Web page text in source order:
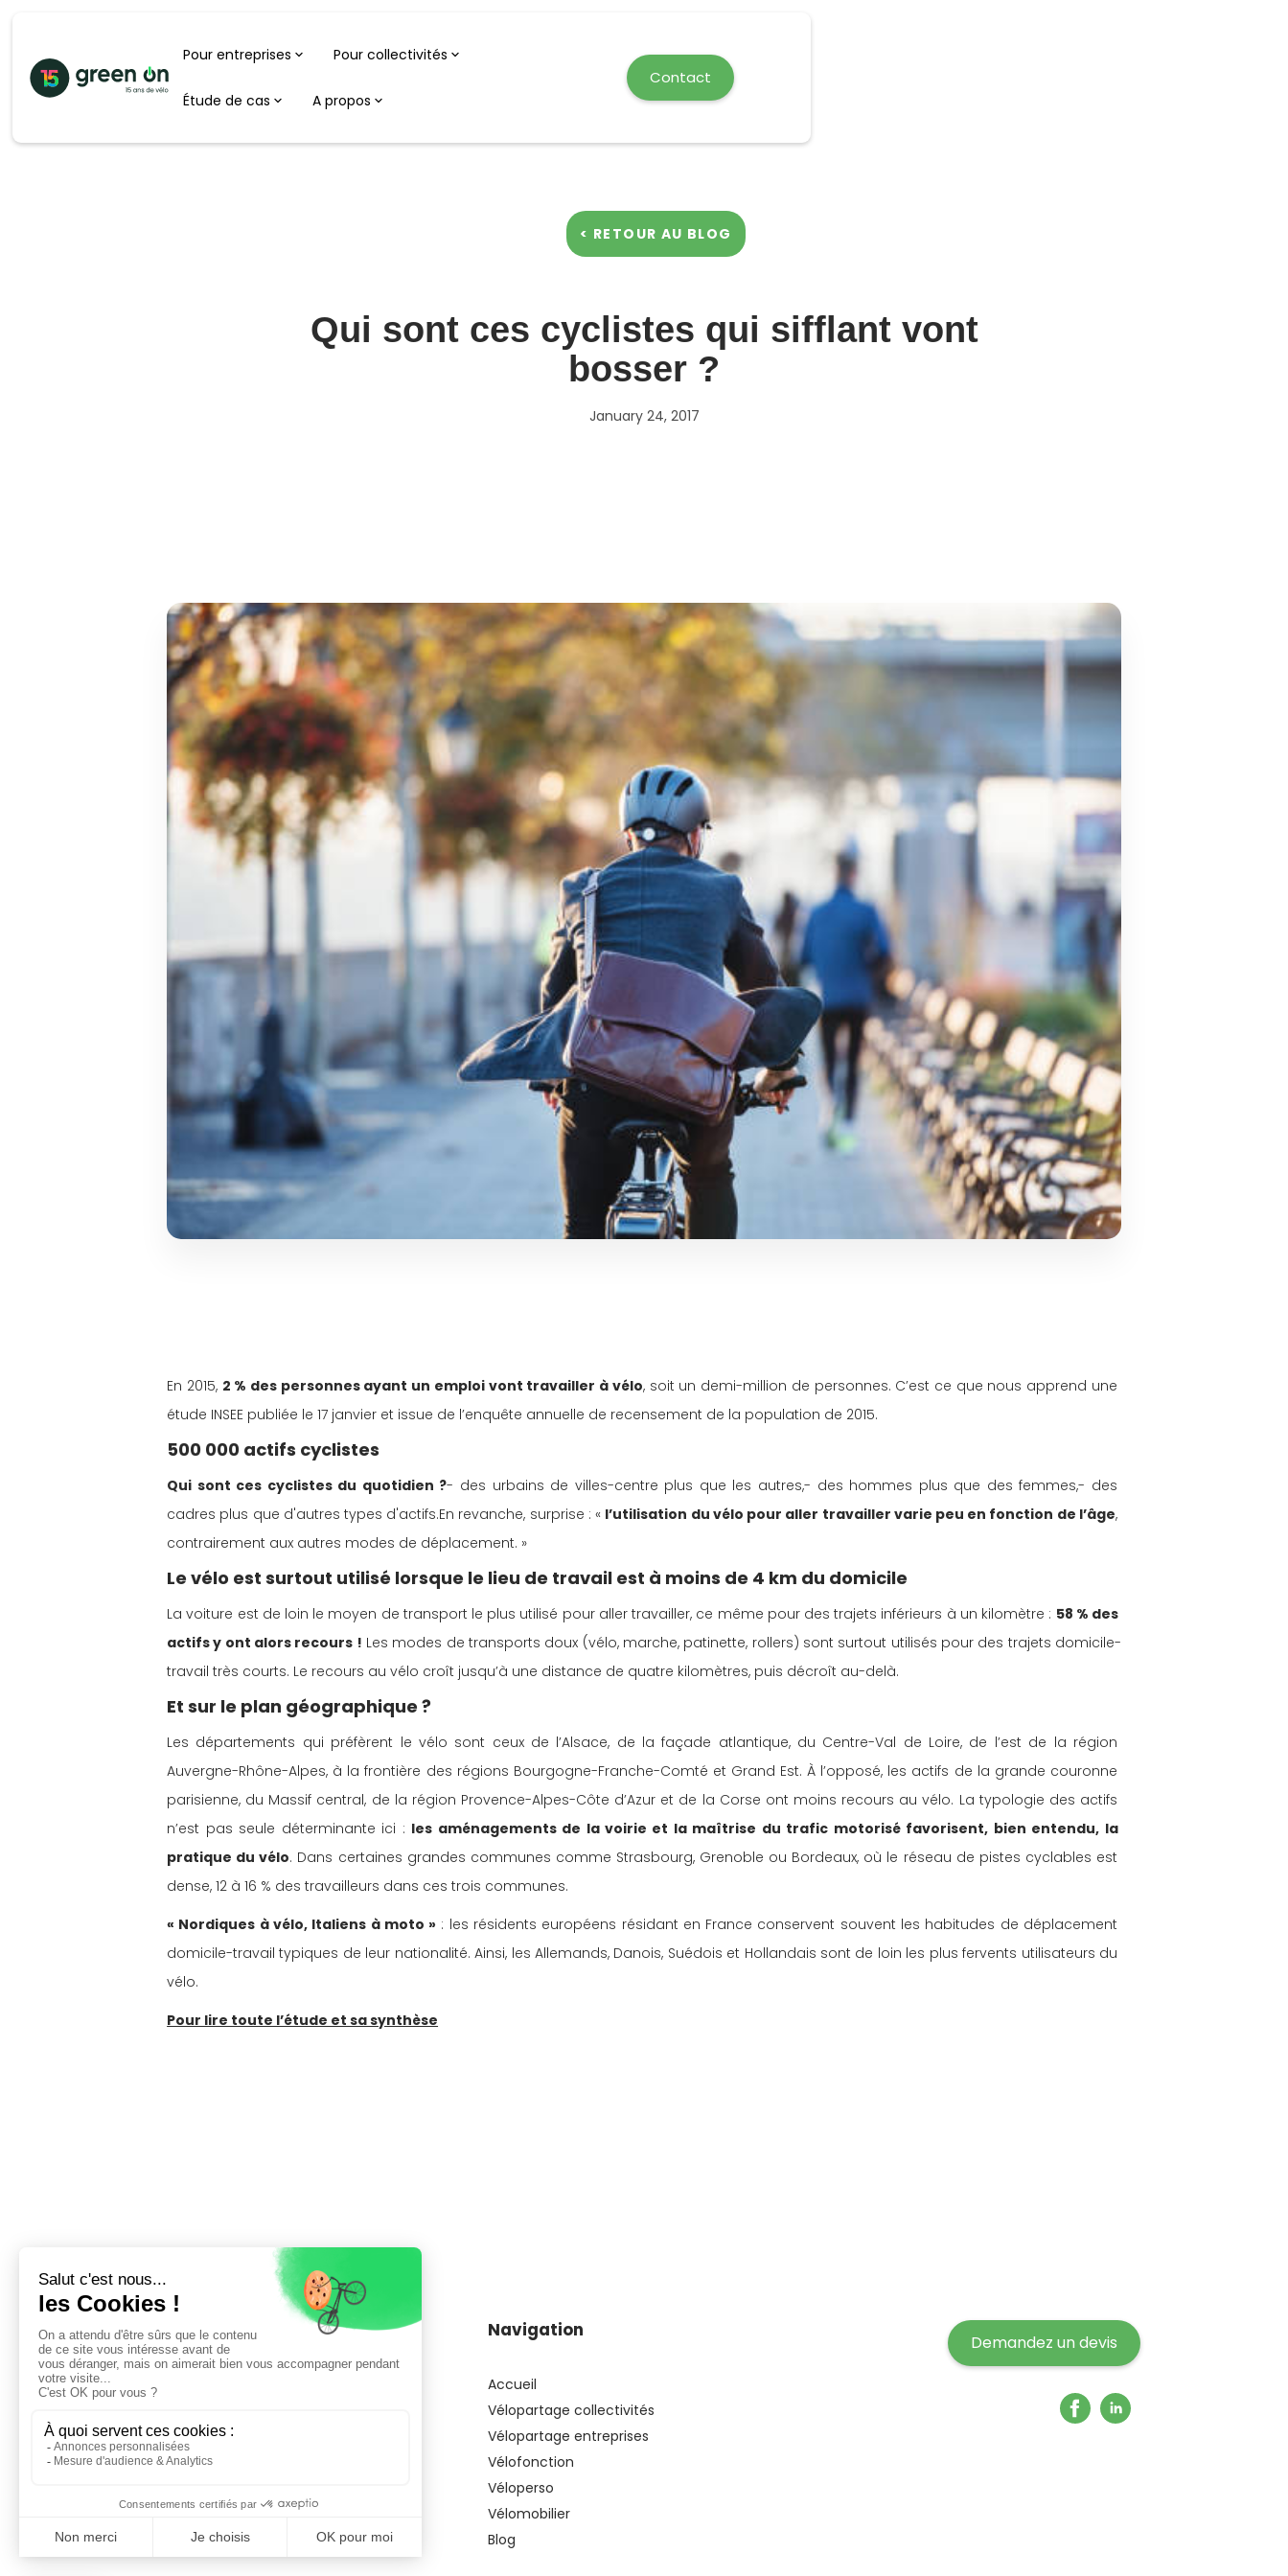
Pour entreprises Pour collectivités
Étude de cas A propos
Contact
< RETOUR AU BLOG
Qui sont ces cyclistes qui sifflant vont
bosser ?
January 24, 2017
En 2015, 2 % des personnes ayant un emploi vont travailler à vélo, soit un demi-million de personnes. C’est ce que nous apprend une
étude INSEE publiée le 17 janvier et issue de l’enquête annuelle de recensement de la population de 2015.
500 000 actifs cyclistes
Qui sont ces cyclistes du quotidien ?- des urbains de villes-centre plus que les autres,- des hommes plus que des femmes,- des
cadres plus que d'autres types d'actifs.En revanche, surprise : « l’utilisation du vélo pour aller travailler varie peu en fonction de l’âge,
contrairement aux autres modes de déplacement. »
Le vélo est surtout utilisé lorsque le lieu de travail est à moins de 4 km du domicile
La voiture est de loin le moyen de transport le plus utilisé pour aller travailler, ce même pour des trajets inférieurs à un kilomètre : 58 % des
actifs y ont alors recours ! Les modes de transports doux (vélo, marche, patinette, rollers) sont surtout utilisés pour des trajets domicile-
travail très courts. Le recours au vélo croît jusqu’à une distance de quatre kilomètres, puis décroît au-delà.
Et sur le plan géographique ?
Les départements qui préfèrent le vélo sont ceux de l’Alsace, de la façade atlantique, du Centre-Val de Loire, de l’est de la région
Auvergne-Rhône-Alpes, à la frontière des régions Bourgogne-Franche-Comté et Grand Est. À l’opposé, les actifs de la grande couronne
parisienne, du Massif central, de la région Provence-Alpes-Côte d’Azur et de la Corse ont moins recours au vélo. La typologie des actifs
n’est pas seule déterminante ici : les aménagements de la voirie et la maîtrise du trafic motorisé favorisent, bien entendu, la
pratique du vélo. Dans certaines grandes communes comme Strasbourg, Grenoble ou Bordeaux, où le réseau de pistes cyclables est
dense, 12 à 16 % des travailleurs dans ces trois communes.
« Nordiques à vélo, Italiens à moto » : les résidents européens résidant en France conservent souvent les habitudes de déplacement
domicile-travail typiques de leur nationalité. Ainsi, les Allemands, Danois, Suédois et Hollandais sont de loin les plus fervents utilisateurs du
vélo.
Pour lire toute l’étude et sa synthèse
© Green On 2024
Mentions légales
Navigation
Accueil
Vélopartage collectivités
Vélopartage entreprises
Vélofonction
Véloperso
Vélomobilier
Blog
Demandez un devis